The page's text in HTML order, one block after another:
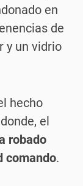
en
de
y un vidrio
hecho
el
robado
comando.